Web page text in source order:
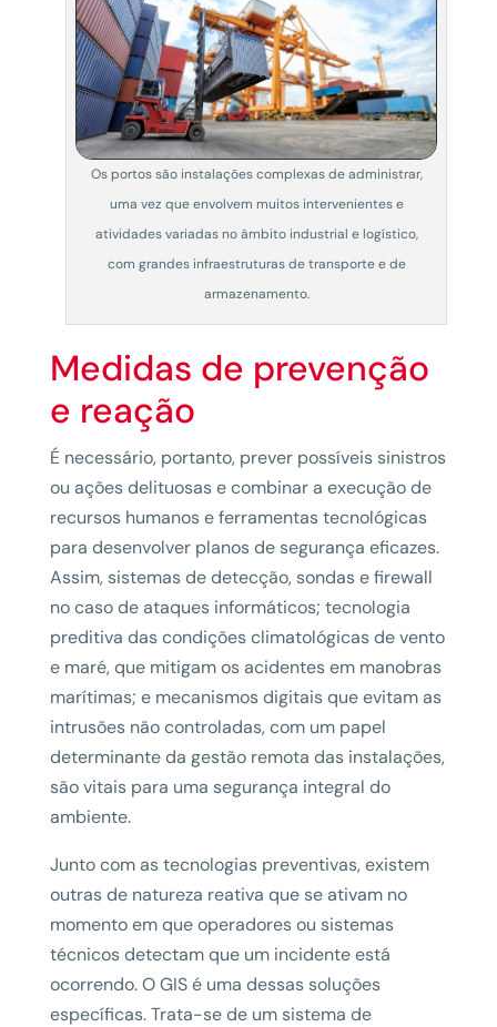
Os portos são instalações complexas de administrar,
uma vez que envolvem muitos intervenientes e
atividades variadas no âmbito industrial e logístico,
com grandes infraestruturas de transporte e de
armazenamento.
Medidas de prevenção
e reação
É necessário, portanto, prever possíveis sinistros
ou ações delituosas e combinar a execução de
recursos humanos e ferramentas tecnológicas
para desenvolver planos de segurança eficazes.
Assim, sistemas de detecção, sondas e firewall
no caso de ataques informáticos; tecnologia
preditiva das condições climatológicas de vento
e maré, que mitigam os acidentes em manobras
marítimas; e mecanismos digitais que evitam as
intrusões não controladas, com um papel
determinante da gestão remota das instalações,
são vitais para uma segurança integral do
ambiente.
Junto com as tecnologias preventivas, existem
outras de natureza reativa que se ativam no
momento em que operadores ou sistemas
técnicos detectam que um incidente está
ocorrendo. O GIS é uma dessas soluções
específicas. Trata-se de um sistema de